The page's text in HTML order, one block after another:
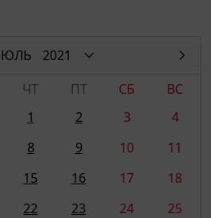
2021
ЧТ ПТ СБ
ВС
1
2 3
4
8 9 10
11
15 16 17
18
22 23 24
25